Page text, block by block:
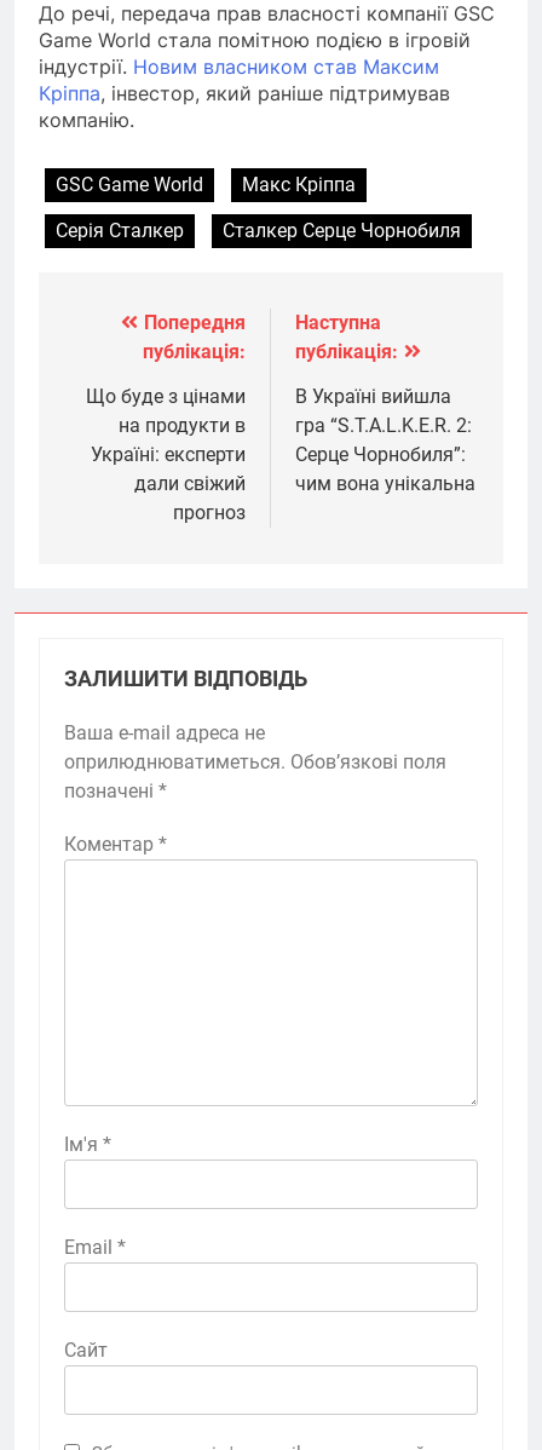
До речі, передача прав власності компанії GSC
Game World стала помітною подією в ігровій
індустрії. Новим власником став Максим
Кріппа, інвестор, який раніше підтримував
компанію.
GSC Game World
Макс Кріппа
Серія Сталкер
Сталкер Серце Чорнобиля
Навігація
записів
Попередня
публікація:
Що буде з цінами
на продукти в
Україні: експерти
дали свіжий
прогноз
Наступна
публікація:
В Україні вийшла
гра “S.T.A.L.K.E.R. 2:
Серце Чорнобиля”:
чим вона унікальна
ЗАЛИШИТИ ВІДПОВІДЬ
Ваша e-mail адреса не
оприлюднюватиметься. Обов’язкові поля
позначені *
Коментар *
Ім'я *
Email *
Сайт